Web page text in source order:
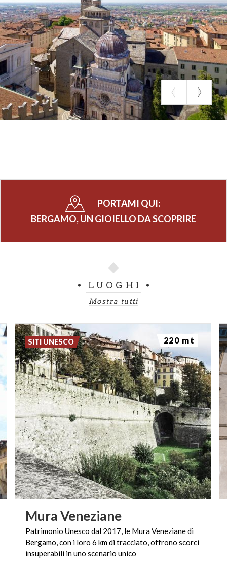
PORTAMI QUI:
BERGAMO, UN GIOIELLO DA SCOPRIRE
LUOGHI
Mostra tutti
MuraVeneziane
Patrimonio Unesco dal 2017, le Mura Veneziane di
Bergamo, con i loro 6 km di tracciato, offrono scorci
insuperabili in uno scenario unico
SITI UNESCO 220 mt